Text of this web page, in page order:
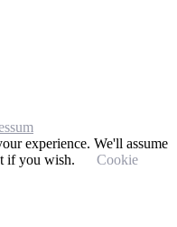
experience. We'll assume
if you wish.
Cookie